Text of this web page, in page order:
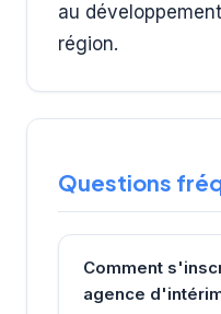
au
région.
Questions
Comment
agence